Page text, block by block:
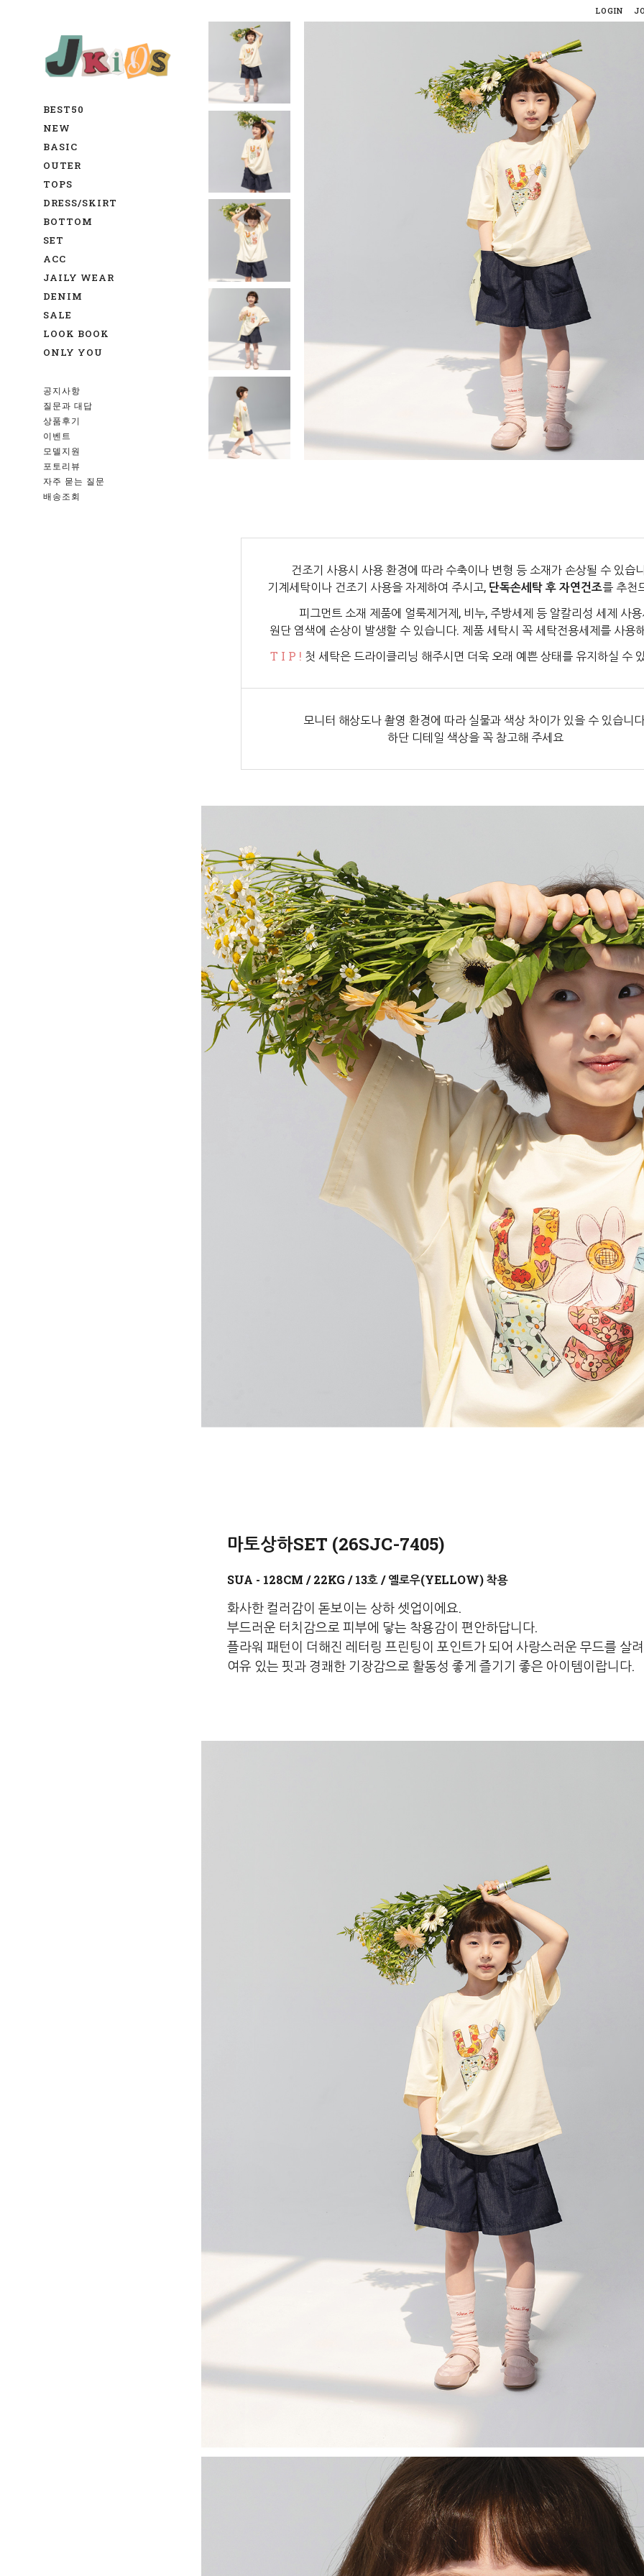
LOGIN
BEST50
NEW
BASIC
OUTER
TOPS
DRESS/SKIRT
BOTTOM
SET
ACC
JAILY WEAR
DENIM
SALE
LOOK BOOK
ONLY YOU
공지사항
질문과 대답
상품후기
이벤트
모델지원
포토리뷰
자주 묻는 질문
배송조회
건조기 사용시 사용 환경에 따라 수축이나 변형 등 소재가 손상될 수 있습
기계세탁이나 건조기 사용을 자제하여 주시고, 단독손세탁 후 자연건조를 추천
피그먼트 소재 제품에 얼룩제거제, 비누, 주방세제 등 알칼리성 세제 사
원단 염색에 손상이 발생할 수 있습니다. 제품 세탁시 꼭 세탁전용세제를 사용
T I P ! 첫 세탁은 드라이클리닝 해주시면 더욱 오래 예쁜 상태를 유지하실 수
모니터 해상도나 촬영 환경에 따라 실물과 색상 차이가 있을 수 있습니
하단 디테일 색상을 꼭 참고해 주세요
마토상하SET (26SJC-7405)
옐로우(YELLOW)
화사한 컬러감이 돋보이는 상하 셋업이에요.
부드러운 터치감으로 피부에 닿는 착용감이 편안하답니다.
플라워 패턴이 더해진 레터링 프린팅이 포인트가 되어 사랑스러운 무드를 살
여유 있는 핏과 경쾌한 기장감으로 활동성 좋게 즐기기 좋은 아이템이랍니다.